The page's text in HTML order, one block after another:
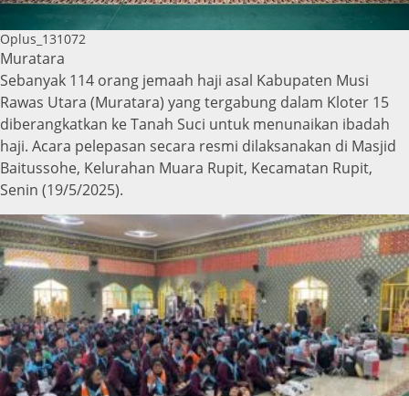
Oplus_131072
Muratara
Sebanyak 114 orang jemaah haji asal Kabupaten Musi
Rawas Utara (Muratara) yang tergabung dalam Kloter 15
diberangkatkan ke Tanah Suci untuk menunaikan ibadah
haji. Acara pelepasan secara resmi dilaksanakan di Masjid
Baitussohe, Kelurahan Muara Rupit, Kecamatan Rupit,
Senin (19/5/2025).